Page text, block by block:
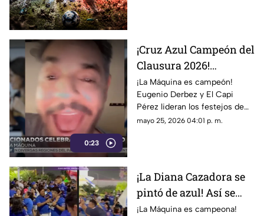
0:23
¡Cruz Azul Campeón del
Clausura 2026!
Famosos que
celebraron el triunfo de
La Máquina
¡La Máquina es campeón!
Eugenio Derbez y El Capi
Pérez lideran los festejos de
los famosos tras el título de
mayo 25, 2026 04:01 p. m.
¡La Diana Cazadora se
pintó de azul! Así se
vivió la celebración de
¡La Máquina es campeona!